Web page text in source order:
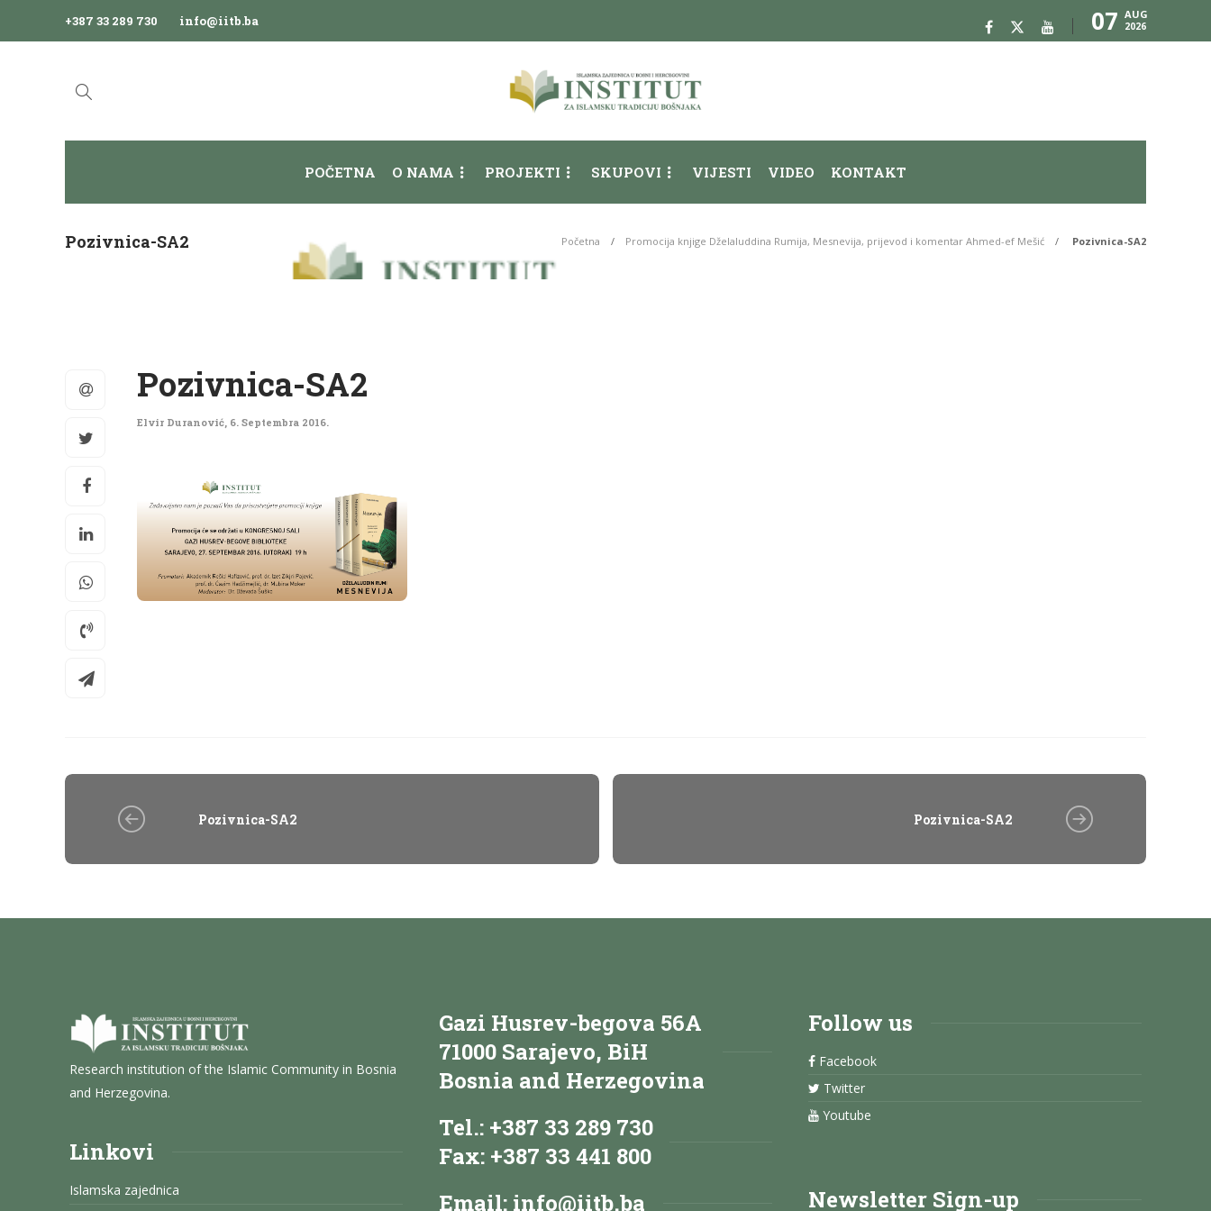
+387 33 289 730 info@iitb.ba 07 AUG
2026
POČETNA O NAMA PROJEKTI SKUPOVI VIJESTI VIDEO KONTAKT
Pozivnica-SA2 Početna Promocija knjige Dželaluddina Rumija, Mesnevija, prijevod i komentar Ahmed-ef Mešić Pozivnica-SA2
Pozivnica-SA2
Elvir Duranović, 6. Septembra 2016.
Pozivnica-SA2 Pozivnica-SA2
Research institution of the Islamic Community in Bosnia
and Herzegovina.
Linkovi
Islamska zajednica
Gazi Husrev-begova 56A
71000 Sarajevo, BiH
Bosnia and Herzegovina
Tel.: +387 33 289 730
Fax: +387 33 441 800
Email: info@iitb.ba
Follow us
Facebook
Twitter
Youtube
Newsletter Sign-up